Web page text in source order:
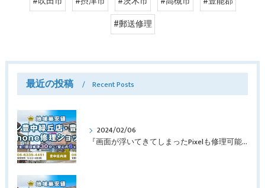
#郵送修理
最近の投稿 Recent Posts
2024/02/06
『画面が浮いてきてしまったPixelも修理可能？』淀川区西三国よりバッテリー交換でご来店♪【Google Pixel5】